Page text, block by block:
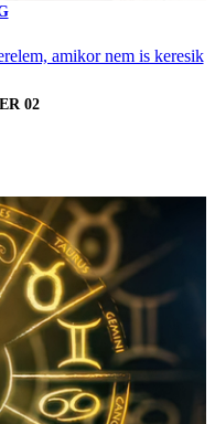
amikor nem is keresik
02